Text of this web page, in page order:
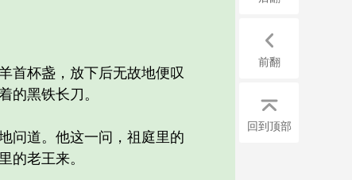
首杯盏，放下后无故地便叹
的黑铁长刀。
问道。他这一问，祖庭里的
的老王来。
前翻
回到顶部